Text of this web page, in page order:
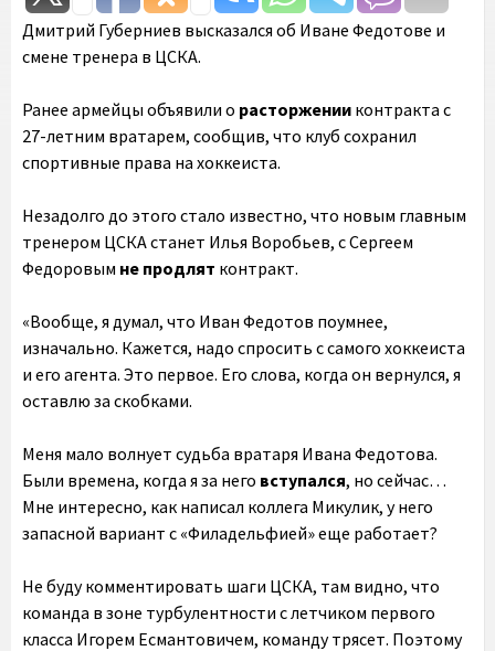
Дмитрий Губерниев высказался об Иване Федотове и
смене тренера в ЦСКА.
Ранее армейцы объявили о расторжении контракта с
27-летним вратарем, сообщив, что клуб сохранил
спортивные права на хоккеиста.
Незадолго до этого стало известно, что новым главным
тренером ЦСКА станет Илья Воробьев, с Сергеем
Федоровым не продлят контракт.
«Вообще, я думал, что Иван Федотов поумнее,
изначально. Кажется, надо спросить с самого хоккеиста
и его агента. Это первое. Его слова, когда он вернулся, я
оставлю за скобками.
Меня мало волнует судьба вратаря Ивана Федотова.
Были времена, когда я за него вступался, но сейчас…
Мне интересно, как написал коллега Микулик, у него
запасной вариант с «Филадельфией» еще работает?
Не буду комментировать шаги ЦСКА, там видно, что
команда в зоне турбулентности с летчиком первого
класса Игорем Есмантовичем, команду трясет. Поэтому